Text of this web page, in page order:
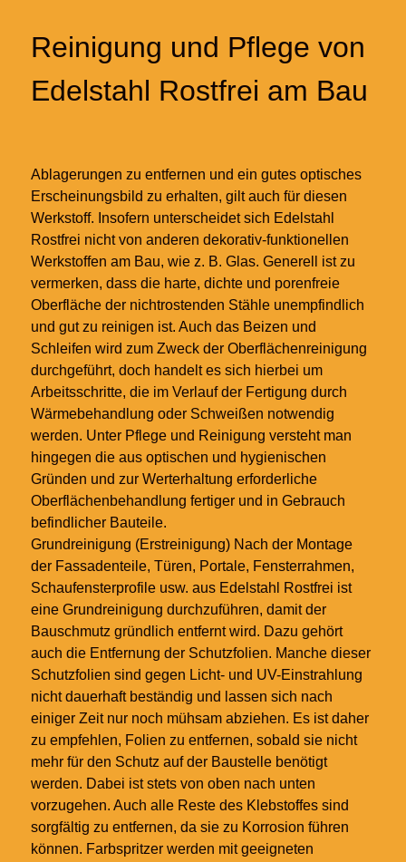
Reinigung und Pflege von
Edelstahl Rostfrei am Bau
Ablagerungen zu entfernen und ein gutes optisches
Erscheinungsbild zu erhalten, gilt auch für diesen
Werkstoff. Insofern unterscheidet sich Edelstahl
Rostfrei nicht von anderen dekorativ-funktionellen
Werkstoffen am Bau, wie z. B. Glas. Generell ist zu
vermerken, dass die harte, dichte und porenfreie
Oberfläche der nichtrostenden Stähle unempfindlich
und gut zu reinigen ist. Auch das Beizen und
Schleifen wird zum Zweck der Oberflächenreinigung
durchgeführt, doch handelt es sich hierbei um
Arbeitsschritte, die im Verlauf der Fertigung durch
Wärmebehandlung oder Schweißen notwendig
werden. Unter Pflege und Reinigung versteht man
hingegen die aus optischen und hygienischen
Gründen und zur Werterhaltung erforderliche
Oberflächenbehandlung fertiger und in Gebrauch
befindlicher Bauteile.
Grundreinigung (Erstreinigung) Nach der Montage
der Fassadenteile, Türen, Portale, Fensterrahmen,
Schaufensterprofile usw. aus Edelstahl Rostfrei ist
eine Grundreinigung durchzuführen, damit der
Bauschmutz gründlich entfernt wird. Dazu gehört
auch die Entfernung der Schutzfolien. Manche dieser
Schutzfolien sind gegen Licht- und UV-Einstrahlung
nicht dauerhaft beständig und lassen sich nach
einiger Zeit nur noch mühsam abziehen. Es ist daher
zu empfehlen, Folien zu entfernen, sobald sie nicht
mehr für den Schutz auf der Baustelle benötigt
werden. Dabei ist stets von oben nach unten
vorzugehen. Auch alle Reste des Klebstoffes sind
sorgfältig zu entfernen, da sie zu Korrosion führen
können. Farbspritzer werden mit geeigneten